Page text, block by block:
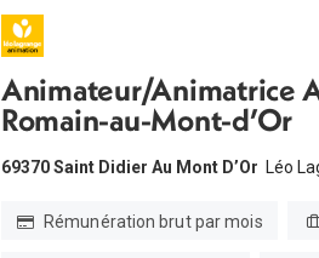
Animateur/Animatrice
Romain-au-Mont-d’Or
69370 Saint Didier Au Mont D’Or Léo
Rémunération brut par mois